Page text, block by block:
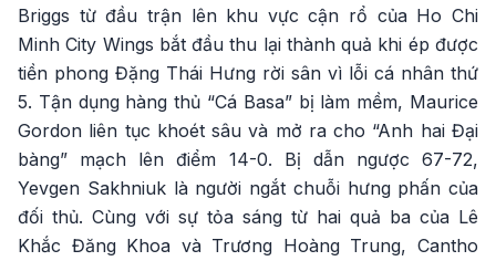
Briggs từ đầu trận lên khu vực cận rổ của Ho Chi
Minh City Wings bắt đầu thu lại thành quả khi ép được
tiền phong Đặng Thái Hưng rời sân vì lỗi cá nhân thứ
5. Tận dụng hàng thủ “Cá Basa” bị làm mềm, Maurice
Gordon liên tục khoét sâu và mở ra cho “Anh hai Đại
bàng” mạch lên điểm 14-0. Bị dẫn ngược 67-72,
Yevgen Sakhniuk là người ngắt chuỗi hưng phấn của
đối thủ. Cùng với sự tỏa sáng từ hai quả ba của Lê
Khắc Đăng Khoa và Trương Hoàng Trung, Cantho